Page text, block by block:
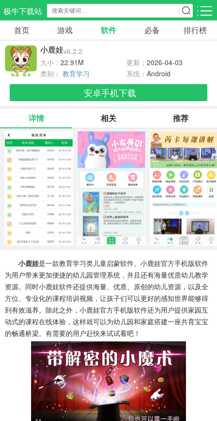
极牛下载站
应用分类 游戏分类
生活服务
298款应用
教育学习
179款应用
气象交通
85款应用
游戏辅助
478款应用
摄影美化
216款应用
社交聊天
185款应用
电子图书
441款应用
移动办公
184款应用
新闻阅读
44款应用
金融理财
54款应用
媒体影音
603款应用
系统工具
647款应用
健康医疗
53款应用
ai工具
336款应用
娱乐资讯
97款应用
首页 游戏 软件 必备 排行榜
小鹿娃v6.2.2
大小： 22.91M 更新： 2026-04-03
类别： 教育学习 系统： Android
安卓手机下载
详情 相关 推荐
小鹿娃是一款教育学习类儿童启蒙软件。小鹿娃官方手机版软件
为用户带来更加便捷的幼儿园管理系统，并且还有海量优质幼儿教学
资源。同时小鹿娃软件还提供海量、优质、原创的幼儿资源，以及全
方位、专业化的课程培训视频，让孩子们可以更好的感知世界能够得
到有效滋养。除此之外，小鹿娃官方手机版软件还为用户提供家园互
动式的课程在线体验，这样就可以为幼儿园和家庭搭建一座共育宝宝
的畅通桥梁。有需要的用户赶快来试试看吧！